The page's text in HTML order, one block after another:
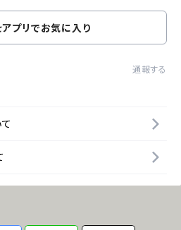
プリでお気に入り
通報する